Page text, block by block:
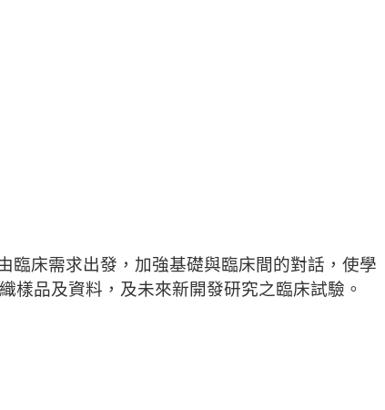
臨床需求出發， 加強基礎與臨床間的對話，使學
樣品及資料， 及未來新開發研究之臨床試驗。